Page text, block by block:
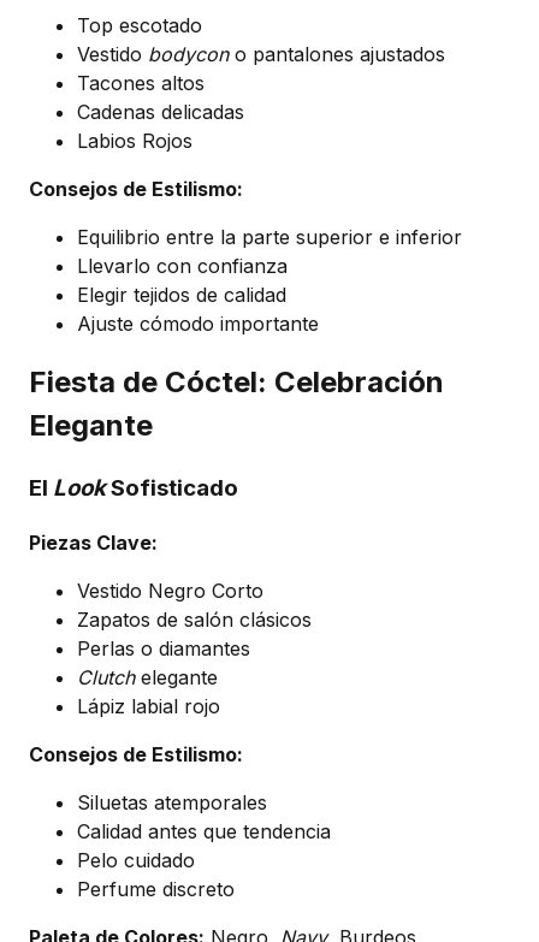
Top escotado
Vestido bodycono pantalones ajustados
Tacones altos
Cadenas delicadas
Labios Rojos
Consejos de Estilismo:
Equilibrio entre la parte superior e inferior
Llevarlo con confianza
Elegir tejidos de calidad
Ajuste cómodo importante
Fiesta de Cóctel: Celebración
Elegante
El LookSofisticado
Piezas Clave:
Vestido Negro Corto
Zapatos de salón clásicos
Perlas o diamantes
Clutchelegante
Lápiz labial rojo
Consejos de Estilismo:
Siluetas atemporales
Calidad antes que tendencia
Pelo cuidado
Perfume discreto